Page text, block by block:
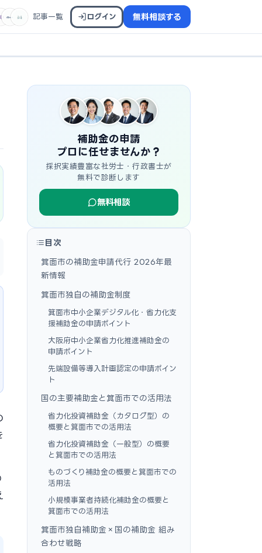
記事一覧 ログイン 無料相談する
補助金の申請
プロに任せませんか？
採択実績豊富な社労士・行政書士が
無料で診断します
無料相談
目次
箕面市の補助金申請代行 2026年最
新情報
箕面市独自の補助金制度
箕面市中小企業デジタル化・省力化支
援補助金の申請ポイント
大阪府中小企業省力化推進補助金の
申請ポイント
先端設備等導入計画認定の申請ポイン
ト
国の主要補助金と箕面市での活用法
省力化投資補助金（カタログ型）の
概要と箕面市での活用法
省力化投資補助金（一般型）の概要
と箕面市での活用法
ものづくり補助金の概要と箕面市での
活用法
小規模事業者持続化補助金の概要と
箕面市での活用法
箕面市独自補助金×国の補助金 組み
合わせ戦略